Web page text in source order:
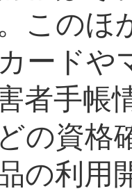
このほ
ードや
者手帳
の資格
の利用